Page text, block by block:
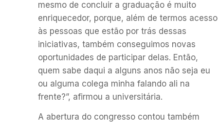
mesmo de concluir a graduação é muito
enriquecedor, porque, além de termos acesso
às pessoas que estão por trás dessas
iniciativas, também conseguimos novas
oportunidades de participar delas. Então,
quem sabe daqui a alguns anos não seja eu
ou alguma colega minha falando ali na
frente?”, afirmou a universitária.
A abertura do congresso contou também